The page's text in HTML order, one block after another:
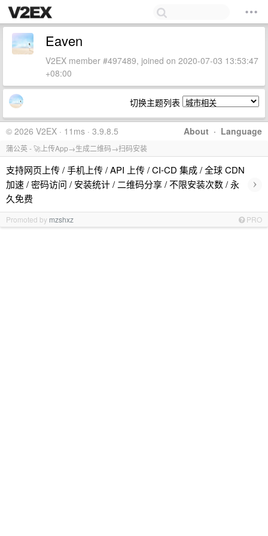
Eaven
V2EX member #497489, joined on 2020-07-03 13:53:47
+08:00
切换主题列表
About · Language
© 2026 V2EX · 11ms · 3.9.8.5
蒲公英 - 🚀上传App→生成二维码→扫码安装
支持网页上传 / 手机上传 / API 上传 / CI-CD 集成 / 全球 CDN
加速 / 密码访问 / 安装统计 / 二维码分享 / 不限安装次数 / 永
久免费
›
Promoted by mzshxz PRO